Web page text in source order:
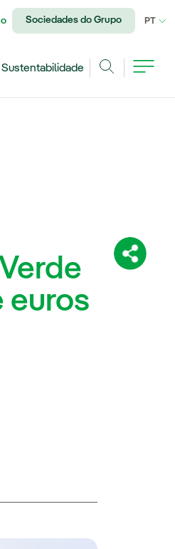
Sociedades do Grupo PT
Sustentabilidade
euros